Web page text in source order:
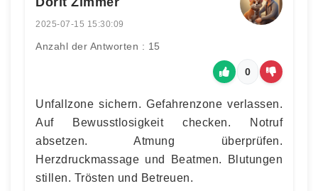
2025-07-15 15:30:09
Anzahl der Antworten : 15
0
Unfallzone sichern. Gefahrenzone verlassen.
Auf Bewusstlosigkeit checken. Notruf
absetzen. Atmung überprüfen.
Herzdruckmassage und Beatmen. Blutungen
stillen. Trösten und Betreuen.